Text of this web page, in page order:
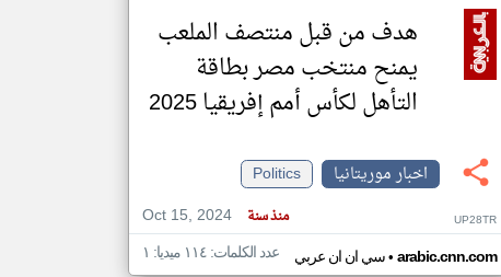
هدف من قبل منتصف الملعب
يمنح منتخب مصر بطاقة
التأهل لكأس أمم إفريقيا 2025
اخبار موريتانيا
Politics
Oct 15, 2024
منذ سنة UP28TR
سي ان ان عربي• arabic.cnn.com عدد الكلمات: ١١٤ ميديا: ١